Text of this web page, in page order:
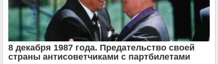
8 декабря 1987 года. Предательство своей
страны антисоветчиками с партбилетами